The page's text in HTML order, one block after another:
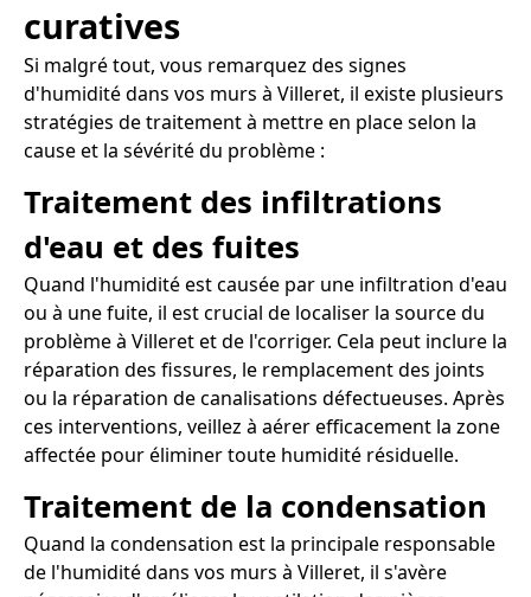
curatives
Si malgré tout, vous remarquez des signes
d'humidité dans vos murs à Villeret, il existe plusieurs
stratégies de traitement à mettre en place selon la
cause et la sévérité du problème :
Traitement des infiltrations
d'eau et des fuites
Quand l'humidité est causée par une infiltration d'eau
ou à une fuite, il est crucial de localiser la source du
problème à Villeret et de l'corriger. Cela peut inclure la
réparation des fissures, le remplacement des joints
ou la réparation de canalisations défectueuses. Après
ces interventions, veillez à aérer efficacement la zone
affectée pour éliminer toute humidité résiduelle.
Traitement de la condensation
Quand la condensation est la principale responsable
de l'humidité dans vos murs à Villeret, il s'avère